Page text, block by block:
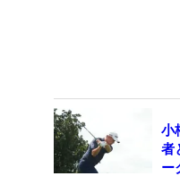
小
者
ー